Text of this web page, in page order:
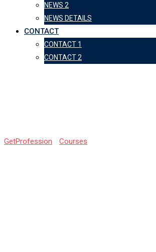
NEWS 2
NEWS DETAILS
CONTACT
CONTACT 1
CONTACT 2
GetProfession Courses